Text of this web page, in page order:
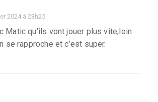
2024 à 23h25
Matic qu’ils vont jouer plus vite,loin
se rapproche et c’est super.